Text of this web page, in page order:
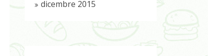
dicembre 2015